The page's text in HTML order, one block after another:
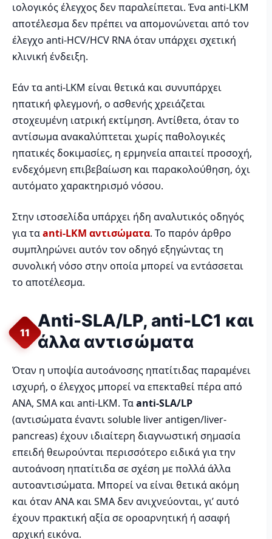
ιολογικός έλεγχος δεν παραλείπεται. Ένα anti-LKM
αποτέλεσμα δεν πρέπει να απομονώνεται από τον
έλεγχο anti-HCV/HCV RNA όταν υπάρχει σχετική
κλινική ένδειξη.
Εάν τα anti-LKM είναι θετικά και συνυπάρχει
ηπατική φλεγμονή, ο ασθενής χρειάζεται
στοχευμένη ιατρική εκτίμηση. Αντίθετα, όταν το
αντίσωμα ανακαλύπτεται χωρίς παθολογικές
ηπατικές δοκιμασίες, η ερμηνεία απαιτεί προσοχή,
ενδεχόμενη επιβεβαίωση και παρακολούθηση, όχι
αυτόματο χαρακτηρισμό νόσου.
Στην ιστοσελίδα υπάρχει ήδη αναλυτικός οδηγός
για ταanti-LKM αντισώματα. Το παρόν άρθρο
συμπληρώνει αυτόν τον οδηγό εξηγώντας τη
συνολική νόσο στην οποία μπορεί να εντάσσεται
το αποτέλεσμα.
11
Anti-SLA/LP, anti-LC1 και
άλλα αντισώματα
Όταν η υποψία αυτοάνοσης ηπατίτιδας παραμένει
ισχυρή, ο έλεγχος μπορεί να επεκταθεί πέρα από
ANA, SMA και anti-LKM. Ταanti-SLA/LP
(αντισώματα έναντι soluble liver antigen/liver-
pancreas) έχουν ιδιαίτερη διαγνωστική σημασία
επειδή θεωρούνται περισσότερο ειδικά για την
αυτοάνοση ηπατίτιδα σε σχέση με πολλά άλλα
αυτοαντισώματα. Μπορεί να είναι θετικά ακόμη
και όταν ANA και SMA δεν ανιχνεύονται, γι’ αυτό
έχουν πρακτική αξία σε οροαρνητική ή ασαφή
αρχική εικόνα.